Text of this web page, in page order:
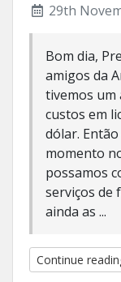
29th
Bom dia,
amigos da
tivemos um
custos em
dólar.
momento
possamos
serviços de
ainda as ...
Continue